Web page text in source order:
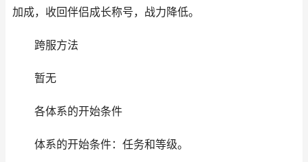
加成，收回伴侣成长称号，战力降低。
跨服方法
暂无
各体系的开始条件
体系的开始条件：任务和等级。